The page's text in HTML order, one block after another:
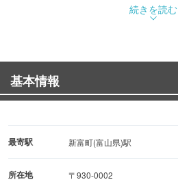
続きを読む
基本情報
最寄駅 新富町(富山県)駅
所在地
〒930-0002